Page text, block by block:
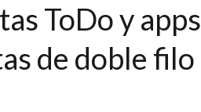
ToDo y apps
de doble filo